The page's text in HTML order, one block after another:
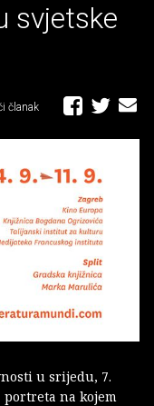
svjetske
članak
u srijedu, 7.
na kojem